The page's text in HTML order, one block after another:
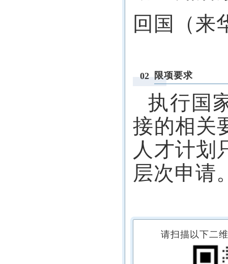
回国（来
02 限项要求
执行国
接的相关
人才计划
层次申请
请扫描以下二